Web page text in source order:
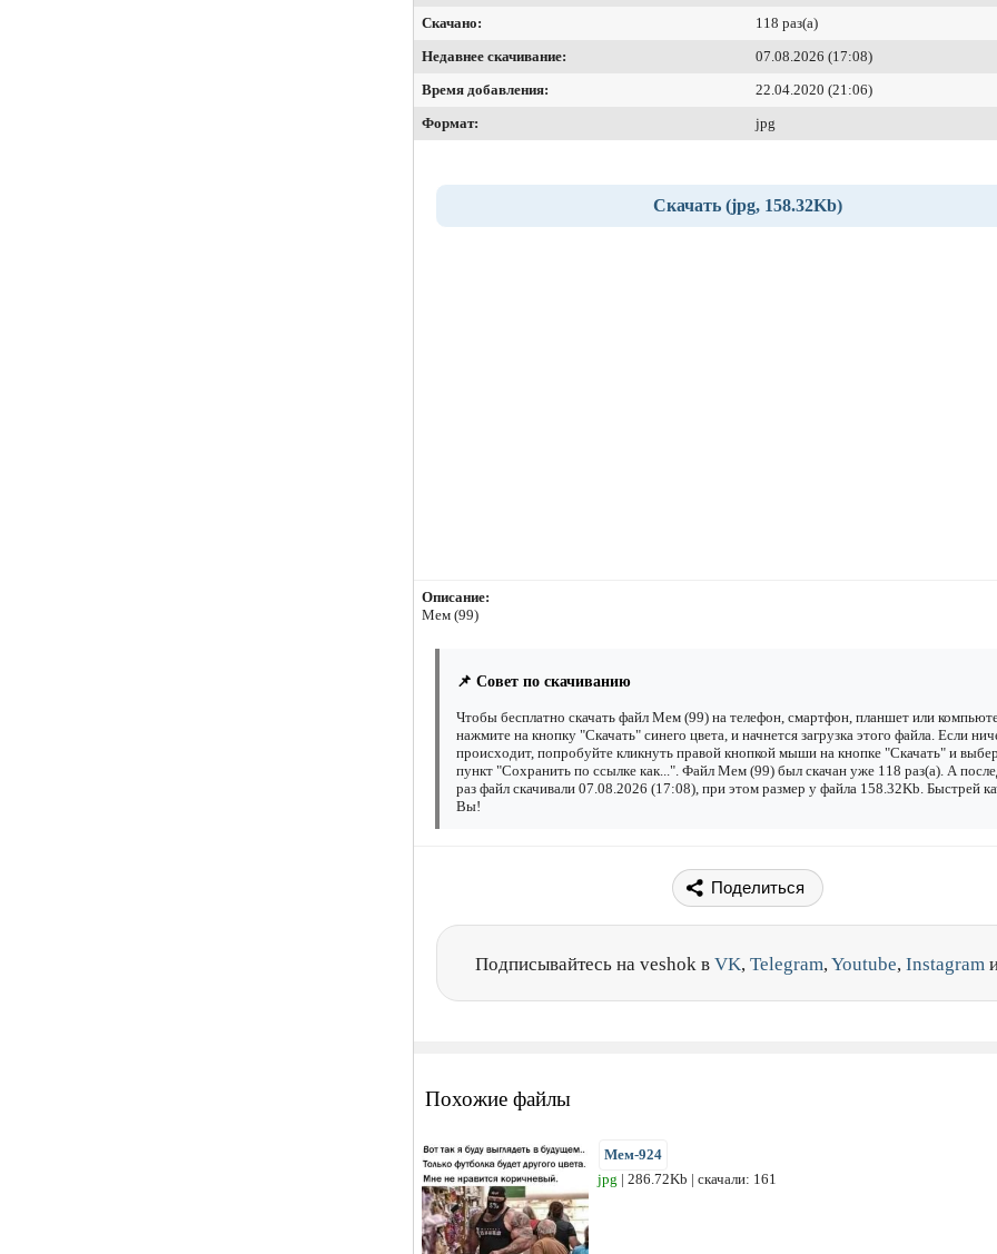
Скачано:
118 раз(а)
Недавнее скачивание:
07.08.2026 (17:08)
Время добавления:
22.04.2020 (21:06)
Формат:
jpg
Скачать (jpg, 158.32Kb)
Описание:
Мем (99)
📌 Совет по скачиванию
Чтобы бесплатно скачать файл Мем (99) на телефон, смартфон, планшет или
нажмите на кнопку "Скачать" синего цвета, и начнется загрузка этого файла. Если
происходит, попробуйте кликнуть правой кнопкой мыши на кнопке "Скачать" и
пункт "Сохранить по ссылке как...". Файл Мем (99) был скачан уже 118 раз(а). А
раз файл скачивали 07.08.2026 (17:08), при этом размер у файла 158.32Kb. Быстрей
Вы!
Поделиться
Подписывайтесь на veshok в VK, Telegram,Youtube, Instagram
Похожие файлы
Мем-924
jpg | 286.72Kb | скачали: 161